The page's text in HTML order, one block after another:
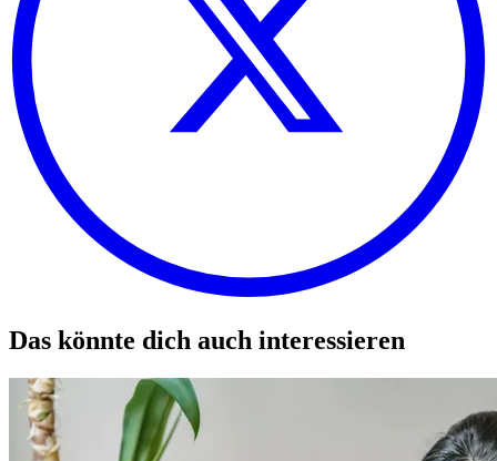
Das könnte dich auch interessieren